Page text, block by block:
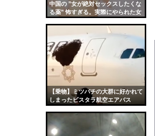
中国の ”女が絶対セックスしたくな
る薬” 怖すぎる。実際にやられた女
【乗物】ミツバチの大群に好かれて
しまったビスタラ航空エアバス